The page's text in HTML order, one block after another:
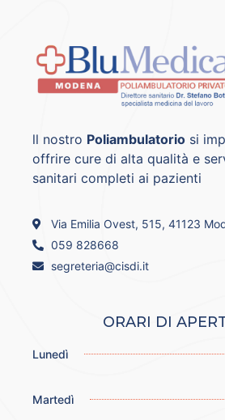
ll nostro Poliambulatorio si
offrire cure di alta qualità e
sanitari completi ai pazienti
Via Emilia Ovest, 515, 41123
059 828668
segreteria@cisdi.it
ORARI DI
Lunedì
Martedì